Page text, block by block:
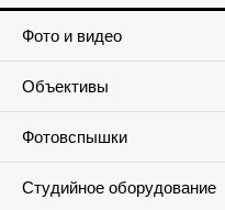
Фото и видео
Объективы
Фотовспышки
Студийное оборудование